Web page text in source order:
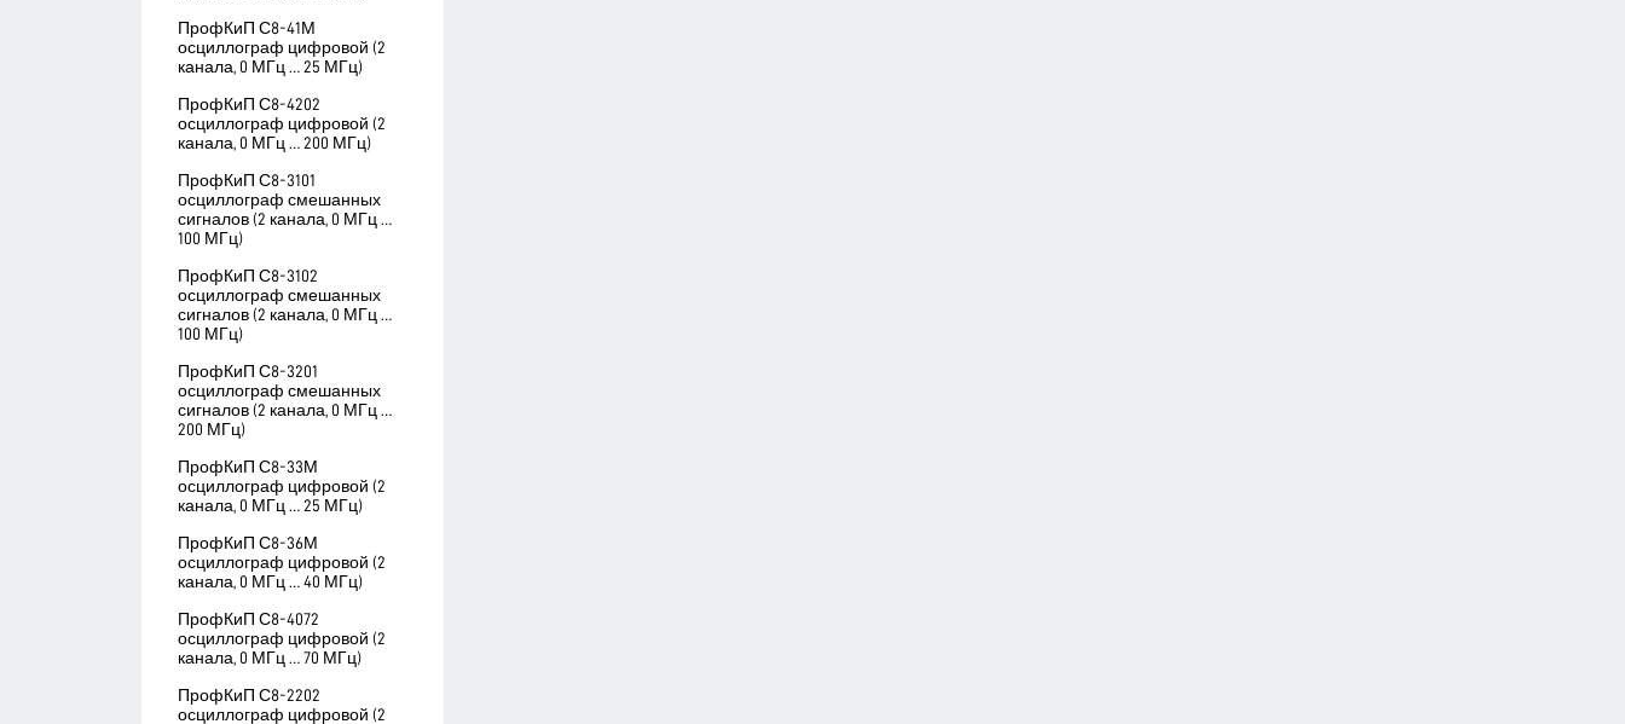
ПрофКиП С8-41М
осциллограф цифровой (2
канала, 0 МГц … 25 МГц)
ПрофКиП С8-4202
осциллограф цифровой (2
канала, 0 МГц … 200 МГц)
ПрофКиП С8-3101
осциллограф смешанных
сигналов (2 канала, 0 МГц …
100 МГц)
ПрофКиП С8-3102
осциллограф смешанных
сигналов (2 канала, 0 МГц …
100 МГц)
ПрофКиП С8-3201
осциллограф смешанных
сигналов (2 канала, 0 МГц …
200 МГц)
ПрофКиП С8-33М
осциллограф цифровой (2
канала, 0 МГц … 25 МГц)
ПрофКиП С8-36М
осциллограф цифровой (2
канала, 0 МГц … 40 МГц)
ПрофКиП С8-4072
осциллограф цифровой (2
канала, 0 МГц … 70 МГц)
ПрофКиП С8-2202
осциллограф цифровой (2